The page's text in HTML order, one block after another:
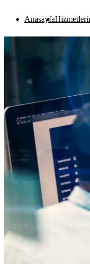
Anasayfa